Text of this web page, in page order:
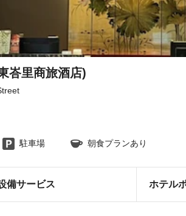
峇里商旅酒店)
駐車場 朝食プランあり
備サービス ホテル